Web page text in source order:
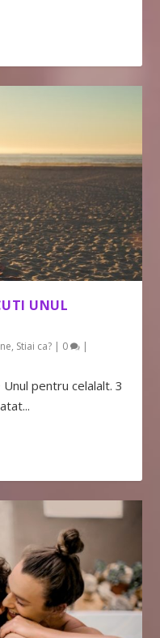
UNUL
, Stiai ca? | 0 |
pentru celalalt. 3